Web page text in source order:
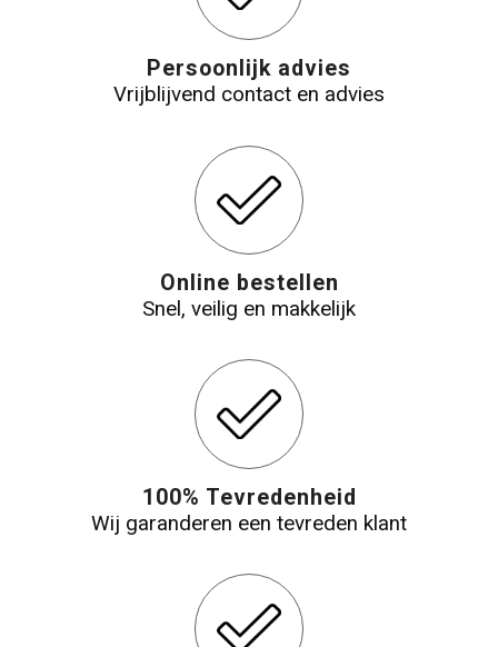
Persoonlijk advies
Vrijblijvend contact en advies
Online bestellen
Snel, veilig en makkelijk
100% Tevredenheid
Wij garanderen een tevreden klant